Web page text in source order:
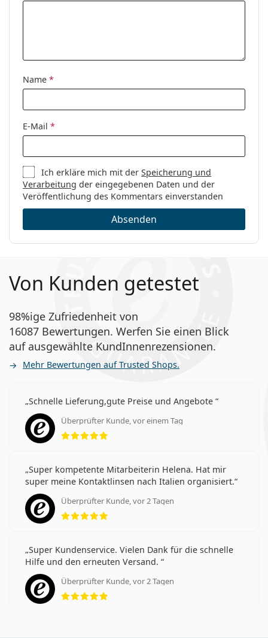
Marke:
Prada
Code:
Name *
E-Mail *
Ich erkläre mich mit derSpeicherung und
Verarbeitung der eingegebenen Daten und der
Veröffentlichung des Kommentars einverstanden
Absenden
Von Kunden getestet
98%ige Zufriedenheit von
16087 Bewertungen. Werfen Sie einen Blick
auf ausgewählte KundInnenrezensionen.
Mehr Bewertungen auf Trusted Shops.
Schnelle Lieferung,gute Preise und Angebote
Überprüfter Kunde, vor einem Tag
Bewertung 5 aus 5
Super kompetente Mitarbeiterin Helena. Hat mir
super meine Kontaktlinsen nach Italien organisiert.
Überprüfter Kunde, vor 2 Tagen
Bewertung 5 aus 5
Super Kundenservice. Vielen Dank für die schnelle
Hilfe und den erneuten Versand.
Überprüfter Kunde, vor 2 Tagen
Bewertung 5 aus 5